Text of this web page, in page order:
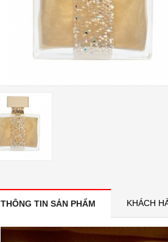
THÔNG TIN SẢN PHẨM KHÁCH